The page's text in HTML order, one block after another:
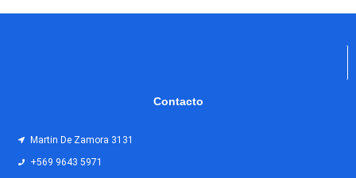
Contacto
Martin De Zamora 3131
+569 9643 5971